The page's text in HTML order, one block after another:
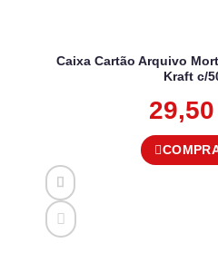
Caixa Cartão Arquivo
Kraft c/
29,50